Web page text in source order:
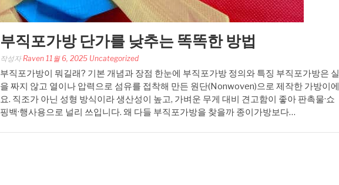
부직포가방 단가를 낮추는 똑똑한 방법
작성자 Raven 11월 6, 2025 Uncategorized
부직포가방이 뭐길래? 기본 개념과 장점 한눈에 부직포가방 정의와 특징 부직포가방은 실
을 짜지 않고 열이나 압력으로 섬유를 접착해 만든 원단(Nonwoven)으로 제작한 가방이에
요. 직조가 아닌 성형 방식이라 생산성이 높고, 가벼운 무게 대비 견고함이 좋아 판촉물·쇼
핑백·행사용으로 널리 쓰입니다. 왜 다들 부직포가방을 찾을까 종이가방보다…